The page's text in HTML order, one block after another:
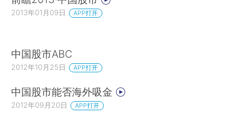
2013年01月09日 APP打开
中国股市ABC
2012年10月25日 APP打开
中国股市能否海外吸金
2012年09月20日 APP打开